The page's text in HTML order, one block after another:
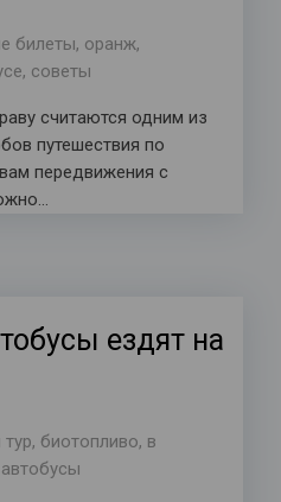
билеты, оранж,
, советы
считаются одним из
путешествия по
передвижения с
ездят на
, биотопливо, в